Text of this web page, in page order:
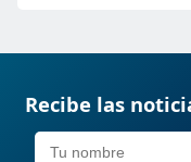
Recibe las